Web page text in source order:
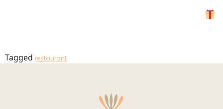
Tagged restaurant